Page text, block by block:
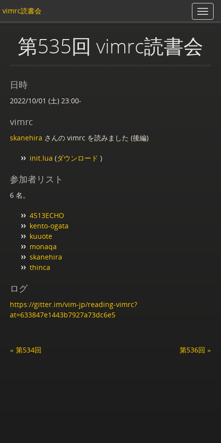
vimrc読書会
第535回 vimrc読書会
日時
2022/10/01 (土) 23:00-
vimrc
skanehira さんの vimrc を読みました (後編)
init.lua (ダウンロード )
参加者リスト
6 名。
4513ECHO
kento-ogata
kuuote
monaqa
skanehira
thinca
ログ
https://gitter.im/vim-jp/reading-vimrc?
at=633847e1443b7927a73dc6e5
« 第534回 第536回 »